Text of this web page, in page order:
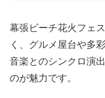
幕張ビーチ花火フェ
く、グルメ屋台や多
音楽とのシンクロ演
のが魅力です。